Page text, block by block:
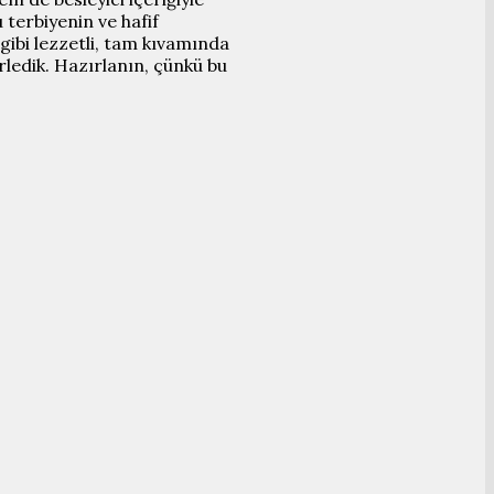
terbiyenin ve hafif
lezzetli, tam kıvamında
Hazırlanın, çünkü bu